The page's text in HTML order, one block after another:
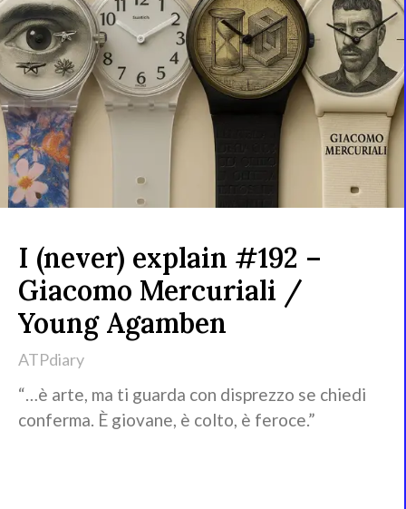
I (never) explain #192 –
Giacomo Mercuriali /
Young Agamben
ATPdiary
“…è arte, ma ti guarda con disprezzo se chiedi
conferma. È giovane, è colto, è feroce.”